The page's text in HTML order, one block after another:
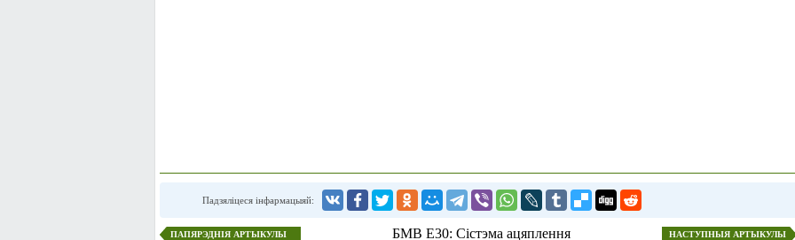
Падзяліцеся інфармацыяй:
ПАПЯРЭДНІЯ АРТЫКУЛЫ БМВ E30: Сістэма ацяплення НАСТУПНЫЯ АРТЫКУЛЫ